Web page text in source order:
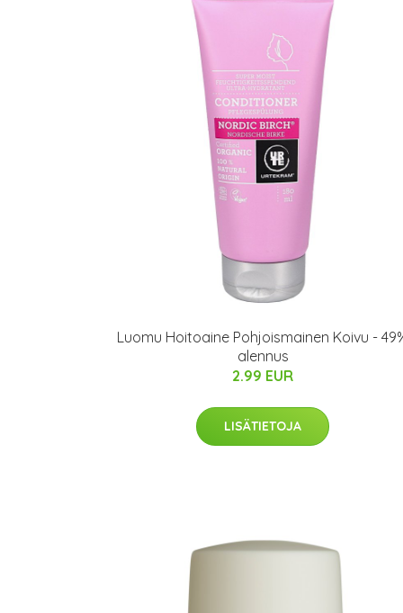
Luomu Hoitoaine Pohjoismainen Koivu -
alennus
2.99 EUR
LISÄTIETOJA